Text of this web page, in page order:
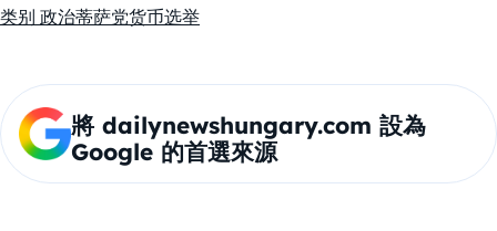
类别 政治蒂萨党货币选举
將 dailynewshungary.com 設為
Google 的首選來源